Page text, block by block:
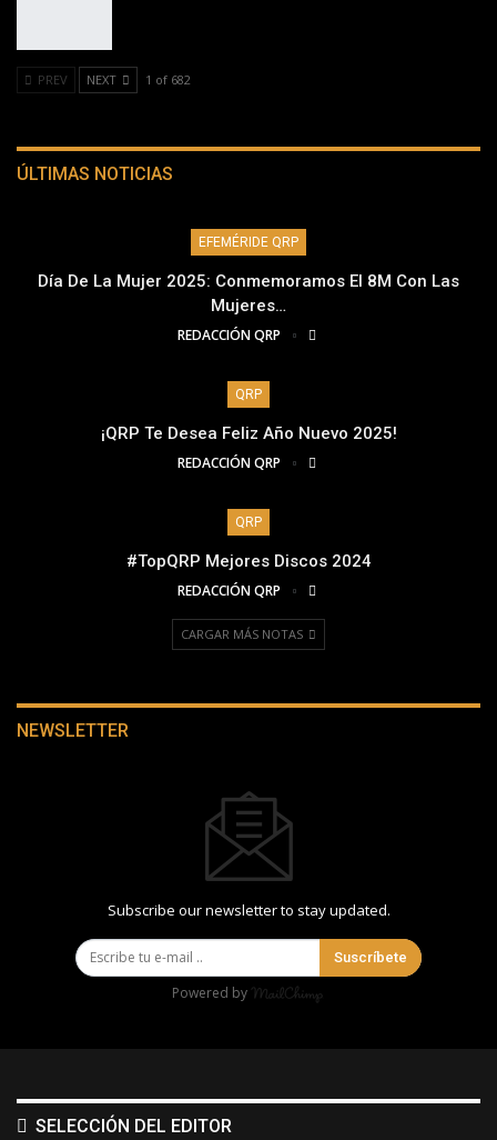
PREV NEXT 1 of 682
ÚLTIMAS NOTICIAS
EFEMÉRIDE QRP
Día De La Mujer 2025: Conmemoramos El 8M Con Las
Mujeres…
REDACCIÓN QRP
QRP
¡QRP Te Desea Feliz Año Nuevo 2025!
REDACCIÓN QRP
QRP
#TopQRP Mejores Discos 2024
REDACCIÓN QRP
CARGAR MÁS NOTAS
NEWSLETTER
Subscribe our newsletter to stay updated.
Suscríbete
Powered by
SELECCIÓN DEL EDITOR